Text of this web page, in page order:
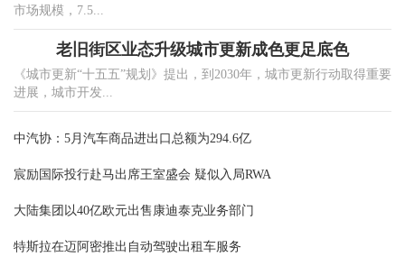
市场规模，7.5...
老旧街区业态升级城市更新成色更足底色
《城市更新“十五五”规划》提出，到2030年，城市更新行动取得重要
进展，城市开发...
中汽协：5月汽车商品进出口总额为294.6亿
宸励国际投行赴马出席王室盛会 疑似入局RWA
大陆集团以40亿欧元出售康迪泰克业务部门
特斯拉在迈阿密推出自动驾驶出租车服务